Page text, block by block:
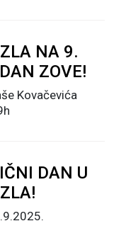
NA 9.
ZOVE!
Kovačevića
DAN U